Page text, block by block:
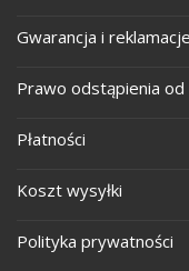
Gwarancja i reklamacje
Prawo odstąpienia
Płatności
Koszt wysyłki
Polityka prywatności